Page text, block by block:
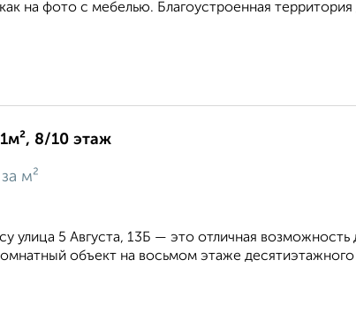
на фото с мебелью. Благоустроенная
8/10 этаж
за м²
улица 5 Августа, 13Б — это отличная
объект на восьмом этаже десятиэтажного